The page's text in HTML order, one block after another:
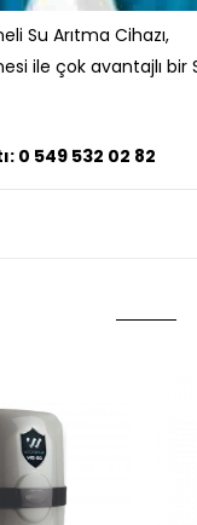
Su Arıtma Cihazı,
ile çok avantajlı
0 549 532 02 82